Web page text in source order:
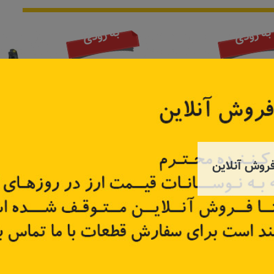
به زودی به زودی
رادیاتور کولر مدل بالا تندر۹۰، ساندرو
کد قطعه:921007794R
اطلاعات بیشتر
کد
آنلاین